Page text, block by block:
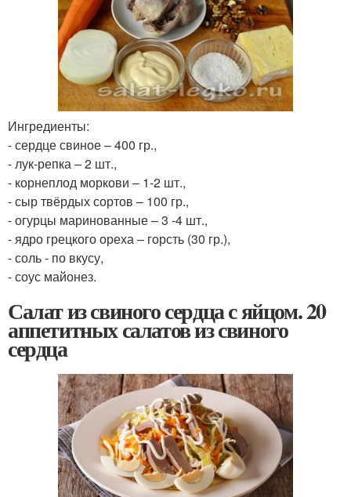
Ингредиенты:
- сердце свиное – 400 гр.,
- лук-репка – 2 шт.,
- корнеплод моркови – 1-2 шт.,
- сыр твёрдых сортов – 100 гр.,
- огурцы маринованные – 3 -4 шт.,
- ядро грецкого ореха – горсть (30 гр.),
- соль - по вкусу,
- соус майонез.
Салат из свиного сердца с яйцом. 20
аппетитных салатов из свиного
сердца